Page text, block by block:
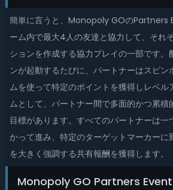
簡単に言うと、Monopoly GOのPartners
ーム内で最大4人の友達と協力して、それ
ションを作成する協力プレイの一部です。
ンが起動するたびに、パートナーはスピン
ムを使って特定のポイントを獲得しレベル
ムとして、パートナー間で多面的かつ累積
目標があります。すべてのパートナーは一
かって進み、特定のターゲットマーカーに
を大きく強調する共有報酬を獲得します。
Monopoly GO Partners Event